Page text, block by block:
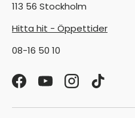
113 56 Stockholm
Hitta hit - Öppettider
08-16 50 10
FacebookYouTubeInstagram
TikTok